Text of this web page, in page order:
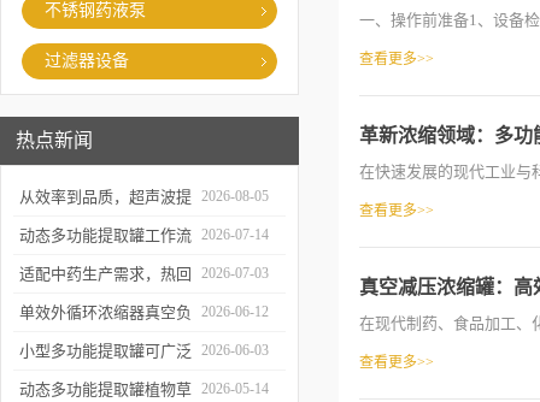
不锈钢药液泵
过滤器设备
热点新闻
从效率到品质，超声波提
取罐的实用价值梳理
2026-08-05
动态多功能提取罐工作流
程与核心优势解析
2026-07-14
适配中药生产需求，热回
流提取浓缩机组的应用优
势解析
2026-07-03
单效外循环浓缩器真空负
压蒸发技术的核心亮点解
析
2026-06-12
小型多功能提取罐可广泛
应用于哪些行业？
2026-06-03
动态多功能提取罐植物草 2026-05-14
一、操作前准备‌1、设备
查看更多>>
革新浓缩领域：多功
在快速发展的现代工业与
查看更多>>
真空减压浓缩罐：
在现代制药、食品加工、
查看更多>>